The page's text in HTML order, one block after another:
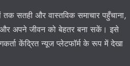
सतही और वास्तविक समाचार पहुँचाना,
अपने जीवन को बेहतर बना सकें। इसे
केंद्रित न्यूज प्लेटफॉर्म के रूप में देखा